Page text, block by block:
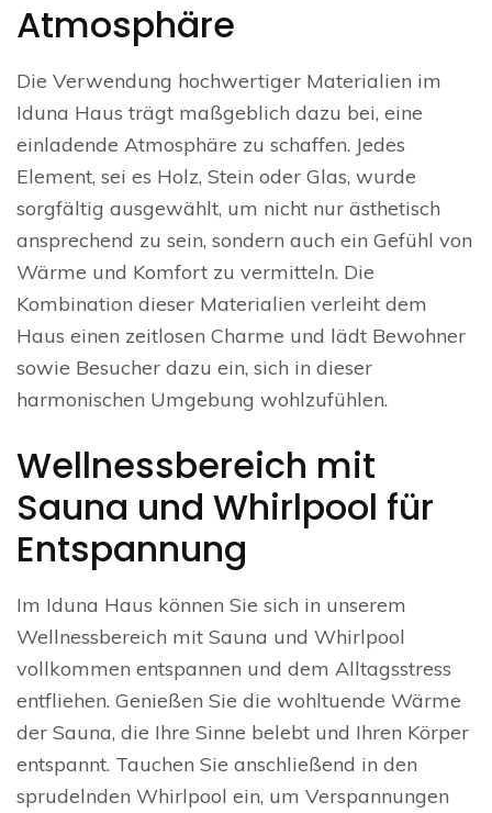
Atmosphäre
Die Verwendung hochwertiger Materialien im
Iduna Haus trägt maßgeblich dazu bei, eine
einladende Atmosphäre zu schaffen. Jedes
Element, sei es Holz, Stein oder Glas, wurde
sorgfältig ausgewählt, um nicht nur ästhetisch
ansprechend zu sein, sondern auch ein Gefühl von
Wärme und Komfort zu vermitteln. Die
Kombination dieser Materialien verleiht dem
Haus einen zeitlosen Charme und lädt Bewohner
sowie Besucher dazu ein, sich in dieser
harmonischen Umgebung wohlzufühlen.
Wellnessbereich mit
Sauna und Whirlpool für
Entspannung
Im Iduna Haus können Sie sich in unserem
Wellnessbereich mit Sauna und Whirlpool
vollkommen entspannen und dem Alltagsstress
entfliehen. Genießen Sie die wohltuende Wärme
der Sauna, die Ihre Sinne belebt und Ihren Körper
entspannt. Tauchen Sie anschließend in den
sprudelnden Whirlpool ein, um Verspannungen